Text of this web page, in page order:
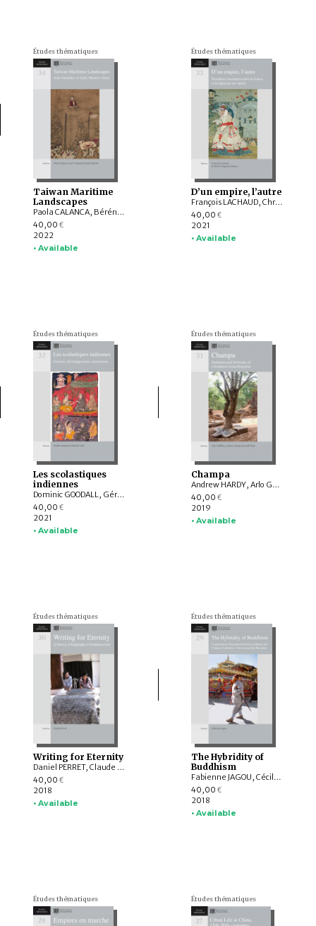
Études thématiques
Taiwan Maritime
Landscapes
Paola CALANCA, Bérénice BELLINA, Aude FAVEREAU, Frank MUYARD, Lionel L. SIAME, Guillaume LEDUC, LIU Yi-chang, TSANG Cheng-hwa, CHIANG Chih-hua, CHEN Yu-mei, Hugh R. CLARK, CHEN Kuo-tung, Manel OLLÉ, Roger BLENCH
40,00 €
2022
• Available
Études thématiques
D’un empire, l’autre
François LACHAUD, Christophe MARQUET, Michel WASSERMAN, Cécile SAKAI, Martin NOGUEIRA RAMOS, NOMURA Keisuke, NAKATSU Masaya , TERAMOTO Noriko, Thomas P. Barrett
40,00 €
2021
• Available
Études thématiques
Les scolastiques
indiennes
Dominic GOODALL, Gérard COLAS, Nalini BALBIR, Hugo DAVID, Phyllis GRANOFF, Pierre-Sylvain FILLIOZAT, Collett COX, Émilie AUSSANT, Yigal BRONNER, George CARDONA, Christopher MINKOWSKI, Patrick OLIVELLE, Christof ZOTTER
40,00 €
2021
• Available
Études thématiques
Champa
Andrew HARDY, Arlo GRIFFITHS, Pierre BAPTISTE, Amandine LEPOUTRE, William A. SOUTHWORTH, Geoff WADE, LÂM Thị Mỹ Dung, YAMAGATA Mariko, NGUYỄN Kim Dung, BÙI Chí Hoàng, Federico BAROCCO, NGUYỄN Tiến Đông, Thérèse GUYOT-BECKER, Anton O. ZAKHAROV, Mara LANDONI, John K. WHITMORE, Marc BRUNELLE, Stephen A. MURPHY, TRẦN Kỳ Phương, Parul Pandya DHAR
40,00 €
2019
• Available
Études thématiques
Writing for Eternity
Daniel PERRET, Claude GUILLOT, Ludvik KALUS, Philippe PAPIN, Claudine SALMON , Jacques P. LEIDER, Michel LORRILLARD, Arlo GRIFFITHS, Dominique SOUTIF, Julia ESTEVE, Peter SKILLING, Hadi SIDOMULYO, Tilman FRASCH, Kyaw Minn HTIN, Marek BUCHMANN, Christian BAUER, Titi Surti NASTITI, Roderick ORLINA
40,00 €
2018
• Available
Études thématiques
The Hybridity of
Buddhism
Fabienne JAGOU, Cécile CAMPERGUE, Sarah E. FRASER, Cody R. BAHIR, Ester BIANCHI, Magdalena Maria TUREK, HUANG Ying-chieh, HSIAO Chin-sung
40,00 €
2018
• Available
Études thématiques Études thématiques